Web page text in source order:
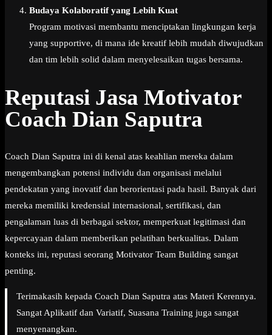
Budaya Kolaboratif yang Lebih Kuat
Program motivasi membantu menciptakan lingkungan kerja
yang supportive, di mana ide kreatif lebih mudah diwujudkan
dan tim lebih solid dalam menyelesaikan tugas bersama.
Reputasi Jasa Motivator
Coach Dian Saputra
Coach Dian Saputra ini di kenal atas keahlian mereka dalam
mengembangkan potensi individu dan organisasi melalui
pendekatan yang inovatif dan berorientasi pada hasil. Banyak dari
mereka memiliki kredensial internasional, sertifikasi, dan
pengalaman luas di berbagai sektor, memperkuat legitimasi dan
kepercayaan dalam memberikan pelatihan berkualitas. Dalam
konteks ini, reputasi seorang Motivator Team Building sangat
penting.
Terimakasih kepada Coach Dian Saputra atas Materi Kerennya.
Sangat Aplikatif dan Variatif, Suasana Training juga sangat
menyenangkan.